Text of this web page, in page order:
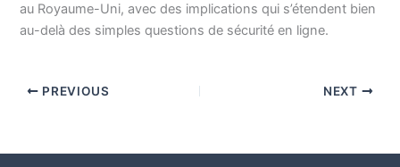
au Royaume-Uni, avec des implications qui s’étendent bien
au-delà des simples questions de sécurité en ligne.
PREVIOUS NEXT